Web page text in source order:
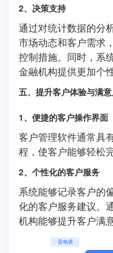
2、决策支持
通过对统计数据的分
市场动态和客户需求
控制措施。同时，系
金融机构提供更加个
五、提升客户体验与满
1、便捷的客户操作界面
客户管理软件通常具
程，使客户能够轻松
2、个性化的客户服务
系统能够记录客户的
化的客户服务建议。
机构能够提升客户满